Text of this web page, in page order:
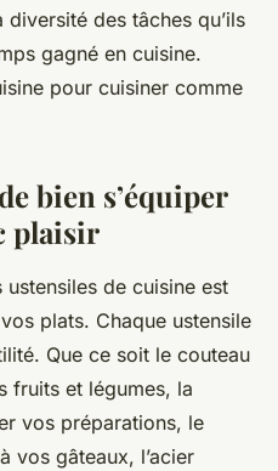
des tâches qu’ils
gagné en cuisine.
pour cuisiner comme
bien s’équiper
plaisir
de cuisine est
plats. Chaque ustensile
Que ce soit le couteau
fruits et légumes, la
vos préparations, le
vos gâteaux, l’acier